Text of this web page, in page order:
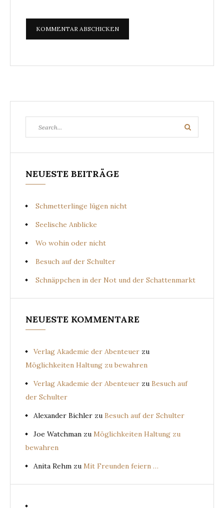
for:
Search
NEUESTE BEITRÄGE
Schmetterlinge lügen nicht
Seelische Anblicke
Wo wohin oder nicht
Besuch auf der Schulter
Schnäppchen in der Not und der Schattenmarkt
NEUESTE KOMMENTARE
Verlag Akademie der Abenteuer zu
Möglichkeiten Haltung zu bewahren
Verlag Akademie der Abenteuer zu Besuch auf
der Schulter
Alexander Bichler zu Besuch auf der Schulter
Joe Watchman zu Möglichkeiten Haltung zu
bewahren
Anita Rehm zu Mit Freunden feiern …